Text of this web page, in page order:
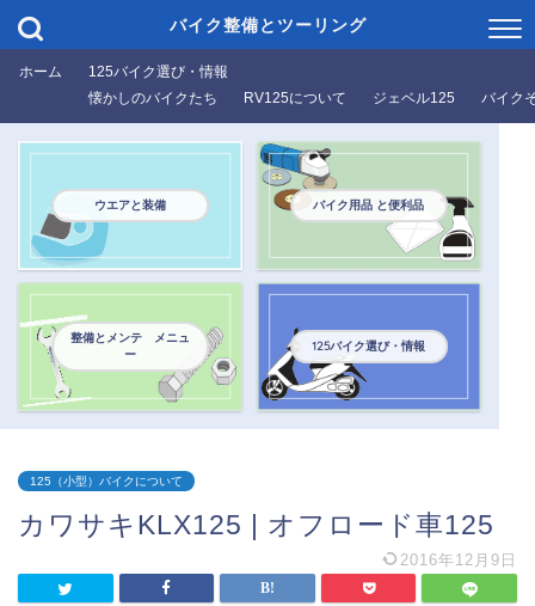
バイク整備とツーリング
ホーム
125バイク選び・情報
懐かしのバイクたち
RV125について ジェベル125 バイク
ウエアと装備 バイク用品 と便利品
整備とメンテ メニュ
ー
125バイク選び・情報
125（小型）バイクについて
カワサキKLX125 | オフロード車125
2016年12月9日